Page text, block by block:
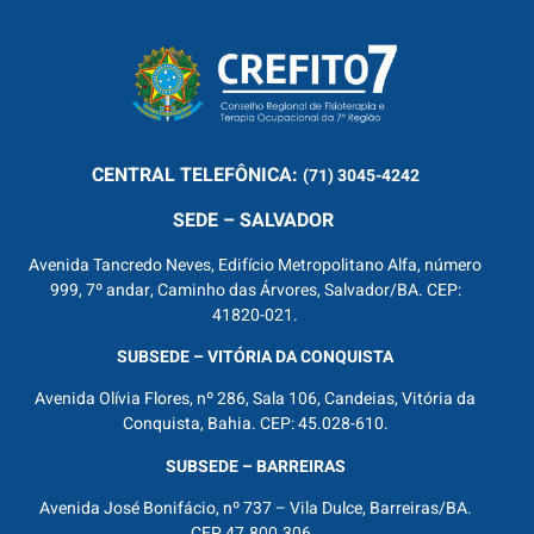
CENTRALTELEFÔNICA: (71) 3045-4242
SEDE – SALVADOR
Avenida Tancredo Neves, Edifício Metropolitano Alfa, número
999, 7º andar, Caminho das Árvores, Salvador/BA. CEP:
41820-021.
SUBSEDE – VITÓRIA DA CONQUISTA
Avenida Olívia Flores, nº 286, Sala 106, Candeias, Vitória da
Conquista, Bahia. CEP: 45.028-610.
SUBSEDE – BARREIRAS
Avenida José Bonifácio, nº 737 – Vila Dulce, Barreiras/BA.